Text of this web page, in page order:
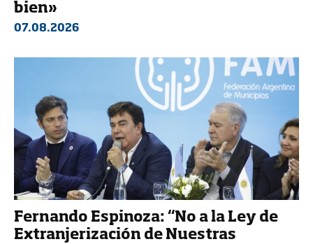
bien»
07.08.2026
Fernando Espinoza: “No a la Ley de
Extranjerización de Nuestras